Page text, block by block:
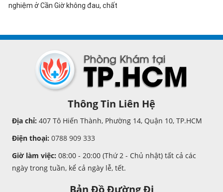
nghiệm ở Cần Giờ không đau, chất
Thông Tin Liên Hệ
Địa chỉ: 407 Tô Hiến Thành, Phường 14, Quận 10, TP.HCM
Điện thoại: 0788 909 333
Giờ làm việc: 08:00 - 20:00 (Thứ 2 - Chủ nhật) tất cả các
ngày trong tuần, kể cả ngày lễ, tết.
Bản Đồ Đường Đi